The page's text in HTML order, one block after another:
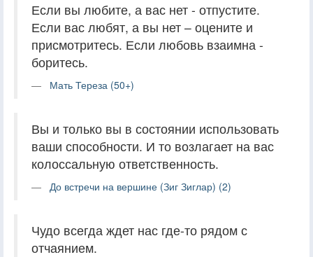
Если вы любите, а вас нет - отпустите.
Если вас любят, а вы нет – оцените и
присмотритесь. Если любовь взаимна -
боритесь.
Мать Тереза (50+)
Вы и только вы в состоянии использовать
ваши способности. И то возлагает на вас
колоссальную ответственность.
До встречи на вершине (Зиг Зиглар) (2)
Чудо всегда ждет нас где-то рядом с
отчаянием.